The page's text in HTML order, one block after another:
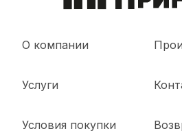
О компании
Услуги
Условия покупки